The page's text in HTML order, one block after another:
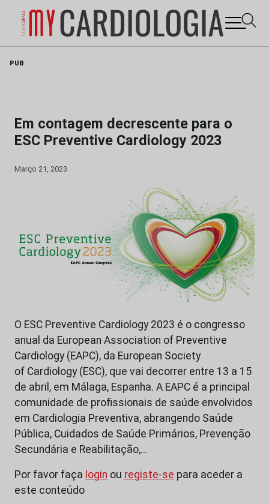
PUB
Em contagem decrescente para o
ESC Preventive Cardiology 2023
Março 21, 2023
O ESC Preventive Cardiology 2023 é o congresso
anual da European Association of Preventive
Cardiology (EAPC), da European Society
of Cardiology (ESC), que vai decorrer entre 13 a 15
de abril, em Málaga, Espanha. A EAPC é a principal
comunidade de profissionais de saúde envolvidos
em Cardiologia Preventiva, abrangendo Saúde
Pública, Cuidados de Saúde Primários, Prevenção
Secundária e Reabilitação,…
Por favor faça login ou registe-se para aceder a
este conteúdo